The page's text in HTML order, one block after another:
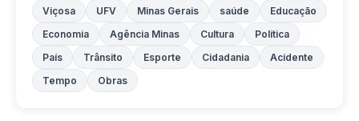
Viçosa
UFV Minas Gerais saúde
Educação
Economia
Agência Minas Cultura
Política
País
Trânsito Esporte Cidadania
Acidente
Tempo
Obras